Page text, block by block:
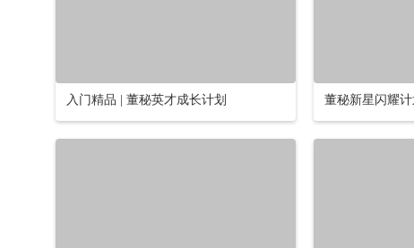
入门精品 | 董秘英才成长计划 董秘新星闪耀计